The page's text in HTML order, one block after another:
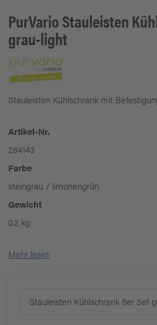
PurVarioStauleisten
grau-light
Stauleisten Kühlschrank mit
Artikel-Nr.
284143
Farbe
steingrau / limonengrün
Gewicht
0.2 kg
Mehr lesen
Stauleisten Kühlschrank 8er Set